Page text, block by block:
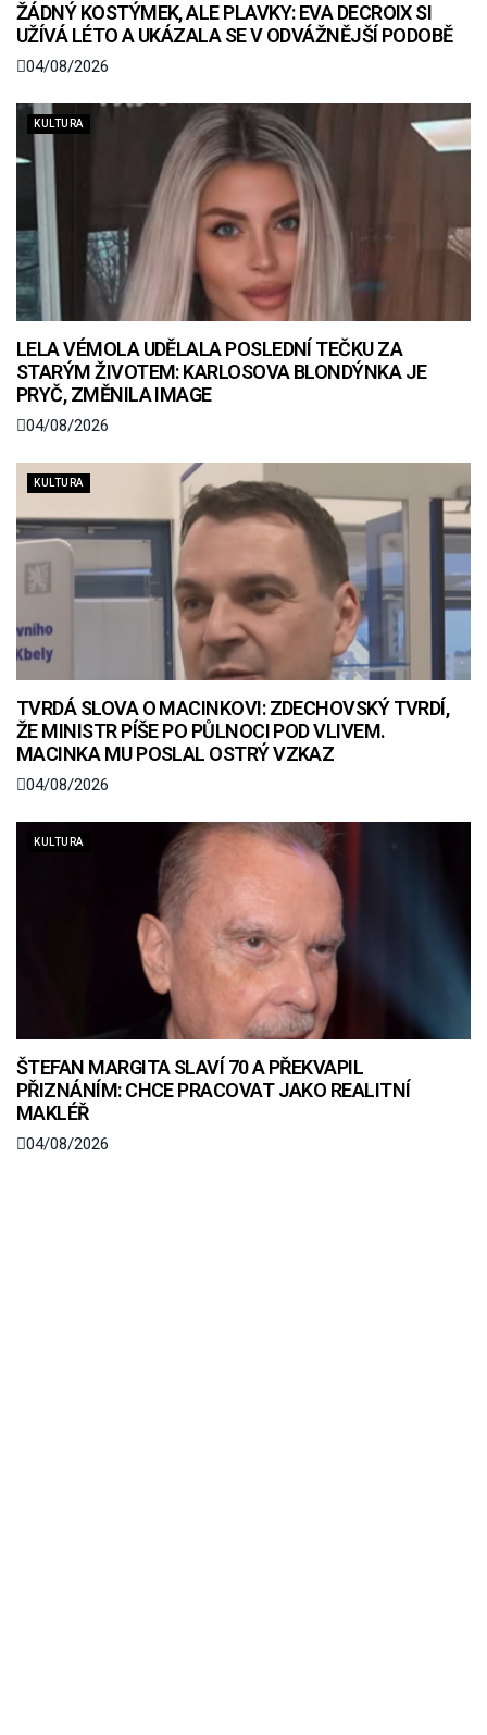
ŽÁDNÝ KOSTÝMEK, ALE PLAVKY: EVA DECROIX SI
UŽÍVÁ LÉTO A UKÁZALA SE V ODVÁŽNĚJŠÍ PODOBĚ
04/08/2026
KULTURA
LELA VÉMOLA UDĚLALA POSLEDNÍ TEČKU ZA
STARÝM ŽIVOTEM: KARLOSOVA BLONDÝNKA JE
PRYČ, ZMĚNILA IMAGE
04/08/2026
KULTURA
TVRDÁ SLOVA O MACINKOVI: ZDECHOVSKÝ TVRDÍ,
ŽE MINISTR PÍŠE PO PŮLNOCI POD VLIVEM.
MACINKA MU POSLAL OSTRÝ VZKAZ
04/08/2026
KULTURA
ŠTEFAN MARGITA SLAVÍ 70 A PŘEKVAPIL
PŘIZNÁNÍM: CHCE PRACOVAT JAKO REALITNÍ
MAKLÉŘ
04/08/2026